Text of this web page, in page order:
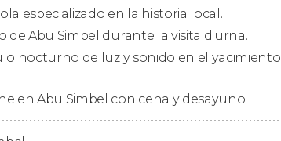
tiempo libre para almorzar por vuestra
a la caída de la tarde, momento en el
Simbel
que, acompañadas de música, harán
especializado en la historia local.
de Abu Simbel durante la visita diurna.
nocturno de luz y sonido en el yacimiento
en Abu Simbel con cena y desayuno.